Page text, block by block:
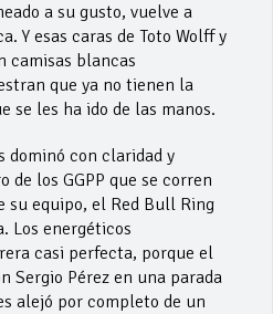
a su gusto, vuelve a
Y esas caras de Toto Wolff y
camisas blancas
que ya no tienen la
se les ha ido de las manos.
dominó con claridad y
los GGPP que se corren
su equipo, el Red Bull Ring
Los energéticos
casi perfecta, porque el
Sergio Pérez en una parada
alejó por completo de un